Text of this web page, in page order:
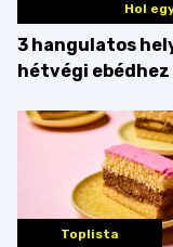
Hol
3 hangulatos
hétvégi ebédhez
Toplista